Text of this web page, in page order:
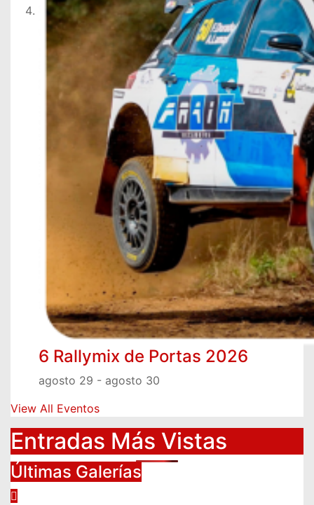
6 Rallymix de Portas 2026
agosto 29 - agosto 30
View All Eventos
Entradas Más Vistas
Últimas Galerías